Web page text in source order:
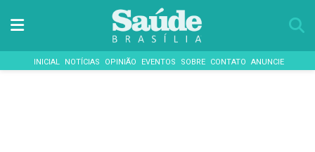
INICIAL NOTÍCIAS OPINIÃO EVENTOS SOBRE CONTATO ANUNCIE